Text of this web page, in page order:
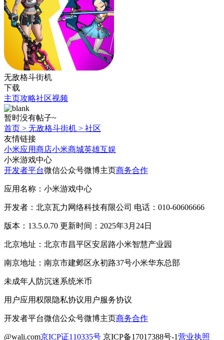
无敌格斗街机
下载
主页攻略社区视频
暂时没有帖子~
首页 > 无敌格斗街机 > 社区
友情链接
小米应用商店小米商城英雄互娱
小米游戏中心
开发者平台微信公众号微博主页商务合作
应用名称：小米游戏中心
开发者：北京瓦力网络科技有限公司 电话：010-60606666
版本：13.5.0.70 更新时间：2025年3月24日
北京地址：北京市昌平区安居路小米智慧产业园
南京地址：南京市建邺区永初路37号小米华东总部
未成年人防沉迷系统米币
用户应用权限隐私协议用户服务协议
开发者平台微信公众号微博主页商务合作
@wali.com京ICP证110335号 京ICP备17017388号-1营业执照